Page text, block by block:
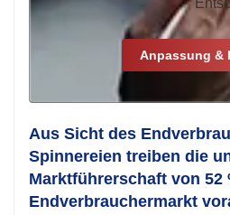
Anpassung &
Aus Sicht des
Spinnereien treiben die
Marktführerschaft von 52
Endverbrauchermarkt